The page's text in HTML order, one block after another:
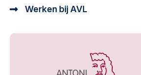
Werken bij AVL